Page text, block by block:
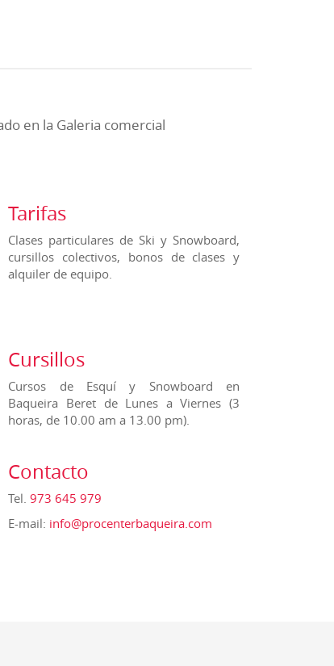
en la Galeria comercial
Tarifas
Clases particulares de Ski y Snowboard,
cursillos colectivos, bonos de clases y
alquiler de equipo.
Cursillos
Cursos de Esquí y Snowboard en
Baqueira Beret de Lunes a Viernes (3
horas, de 10.00 am a 13.00 pm).
Contacto
Tel.973 645 979
E-mail: info@procenterbaqueira.com